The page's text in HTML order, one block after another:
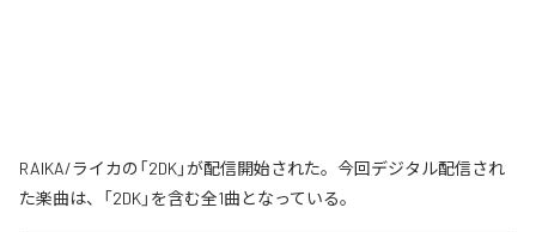
RAIKA/ライカの「2DK」が配信開始された。今回デジタル配信され
た楽曲は、「2DK」を含む全1曲となっている。